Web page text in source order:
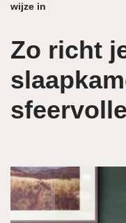
wijze in
Zo richt